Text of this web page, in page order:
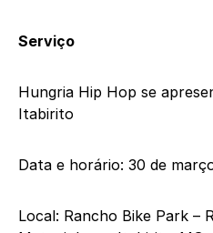
Serviço
Hungria Hip Hop se
Itabirito
Data e horário: 30 de
Local: Rancho Bike Park –